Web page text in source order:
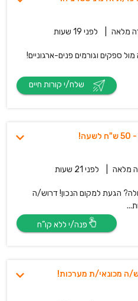
מלאה לפני 19 שעות
ספקים וגורמים פנים-ארגוניים!
מלאה לפני 21 שעות
הגעת למקום הנכון! דרוש/ה
ה מכונאי/ת מערכות!